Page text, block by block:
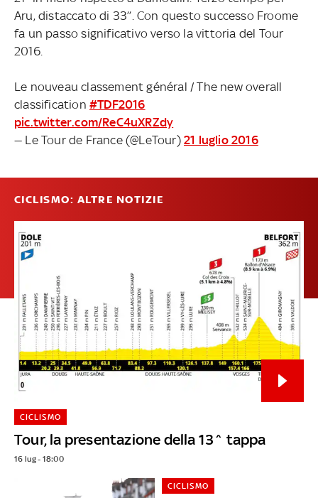
Aru, distaccato di 33’’. Con questo successo Froome
fa un passo significativo verso la vittoria del Tour
2016.
Le nouveau classement général / The new overall
classification #TDF2016
pic.twitter.com/ReC4uXRZdy
— Le Tour de France (@LeTour) 21 luglio 2016
CICLISMO: ALTRE NOTIZIE
Tour, la presentazione della 13^ tappa
CICLISMO
16 lug - 18:00
CICLISMO